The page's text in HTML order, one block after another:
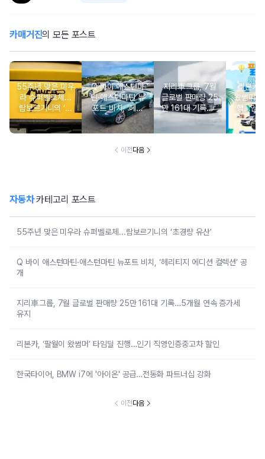
카매거진의 모든 포스트
55주년 맞은 미우
라 슈퍼벨로체...
람보르기니의 ‘초
경량 유산’
Q 바이 애스턴마
틴·애스턴마틴 뉴
포트 비치, ‘헤리
티지 에디션 컬렉
션’ 공개
지리車그룹, 7월
글로벌 판매량 25
만 161대 기록…5
개월 연속 증가세
리본카,
왔썸머’
행…인
증중고
이전다음
자동차카테고리 포스트
55주년 맞은 미우라 슈퍼벨로체...람보르기니의 ‘초경량 유산’
Q 바이 애스턴마틴·애스턴마틴 뉴포트 비치, ‘헤리티지 에디션 컬렉션’ 공
개
지리車그룹, 7월 글로벌 판매량 25만 161대 기록…5개월 연속 증가세
유지
리본카, ‘팔월이 왔썸머’ 타임딜 진행…인기 직영인증중고차 할인
한국타이어, BMW i7에 '아이온' 공급…전동화 파트너십 강화
이전다음